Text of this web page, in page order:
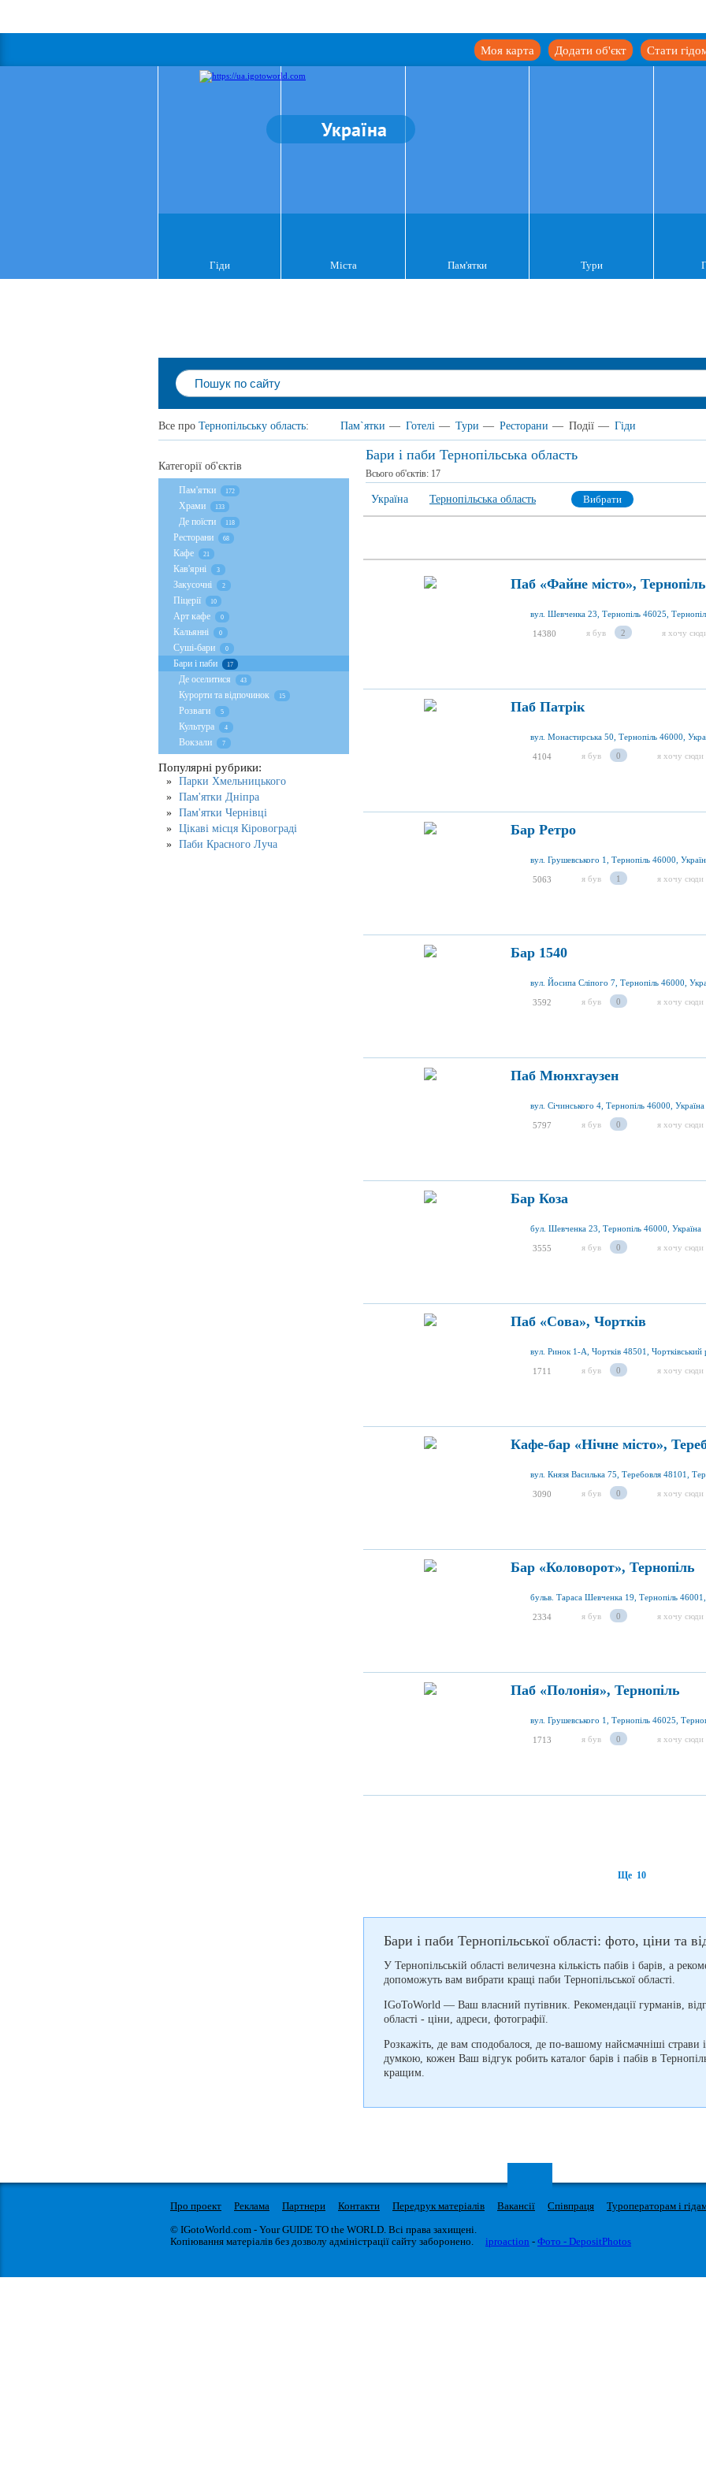
Стати
Додати об'єкт
Моя карта
Україна
Гіди Міста Пам'ятки Тури
Все про Тернопільську область: Пам`ятки — Готелі — Тури — Ресторани — Події — Гіди
Бари і паби Тернопільська область
Всього об'єктів: 17
Україна Тернопільська область Вибрати
Паб «Файне місто», Тернопіль
14380 я був 2 я хочу
Паб Патрік
вул. Монастирська 50, Тернопіль 46000,
4104 я був 0 я хочу сюди
Бар Ретро
вул. Грушевського 1, Тернопіль 46000,
5063 я був 1 я хочу сюди
Бар 1540
вул. Йосипа Сліпого 7, Тернопіль 46000,
3592 я був 0 я хочу сюди
Паб Мюнхгаузен
вул. Січинського 4, Тернопіль 46000, Україна
5797 я був 0 я хочу сюди
Бар Коза
бул. Шевченка 23, Тернопіль 46000, Україна
3555 я був 0 я хочу сюди
Паб «Сова», Чортків
1711 я був 0 я хочу сюди
Кафе-бар «Нічне місто»,
3090 я був 0 я хочу сюди
Бар «Коловорот», Тернопіль
2334 я був 0 я хочу сюди
Паб «Полонія», Тернопіль
1713 я був 0 я хочу сюди
Ще 10
Бари і паби Тернопільської області: фото, ціни та
У Тернопільській області величезна кількість пабів і барів, а
допоможуть вам вибрати кращі паби Тернопільської області.
IGoToWorld — Ваш власний путівник. Рекомендації гурманів,
області - ціни, адреси, фотографії.
Розкажіть, де вам сподобалося, де по-вашому найсмачніші страви
думкою, кожен Ваш відгук робить каталог барів і пабів в
кращим.
Категорії об'єктів
Пам'ятки 172
Храми 133
Де поїсти 118
Ресторани 68
Кафе 21
Кав'ярні 3
Закусочні 2
Піцерії 10
Арт кафе 0
Кальянні 0
Суші-бари 0
Бари і паби 17
Де оселитися 43
Курорти та відпочинок 15
Розваги 5
Культура 4
Вокзали 7
Популярні рубрики:
Парки Хмельницького
Пам'ятки Дніпра
Пам'ятки Чернівці
Цікаві місця Кіровограді
Паби Красного Луча
Про проект Реклама Партнери Контакти Передрук матеріалів Вакансії Співпраця Туроператорам і
© IGotoWorld.com - Your GUIDE TO the WORLD. Всі права захищені.
Копіювання матеріалів без дозволу адміністрації сайту заборонено.
iproaction - Фото - DepositPhotos